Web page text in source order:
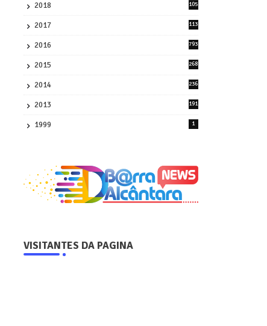
2018
105
2017
113
2016
793
2015
268
2014
236
2013
191
1999 1
VISITANTES DA PAGINA